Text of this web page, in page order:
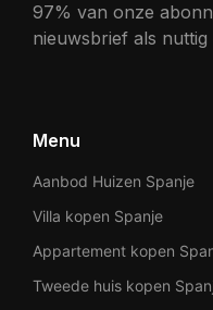
97% van onze
nieuwsbrief als nuttig
Menu
Aanbod Huizen Spanje
Villa kopen Spanje
Appartement kopen
Tweede huis kopen